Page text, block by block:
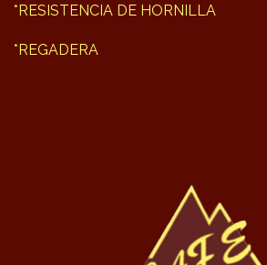
*RESISTENCIA DE HORNILLA
*REGADERA